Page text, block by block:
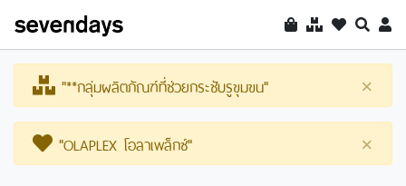
"**กลุ่มผลิตภัณฑ์ที่ช่วยกระชับรูขุมขน" ×
"OLAPLEX โอลาเพล็กซ์" ×